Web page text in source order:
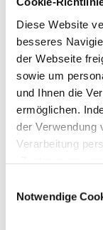
Diese Website
besseres
der Webseite
sowie um
und Ihnen die
ermöglichen.
der Verwendung
Verarbeitung
„Zustimmung
Cookie-
oder Ihre
Notwendige
Bitte sehen Sie
Der "Gewinn und
berechnet: Aktien,
FacebookLinkedIn